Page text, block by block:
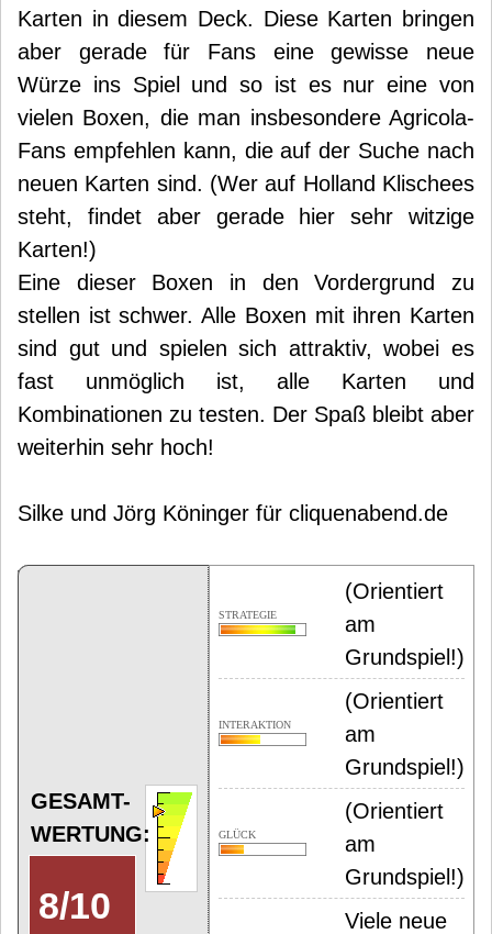
Karten in diesem Deck. Diese Karten bringen
aber gerade für Fans eine gewisse neue
Würze ins Spiel und so ist es nur eine von
vielen Boxen, die man insbesondere Agricola-
Fans empfehlen kann, die auf der Suche nach
neuen Karten sind. (Wer auf Holland Klischees
steht, findet aber gerade hier sehr witzige
Karten!)
Eine dieser Boxen in den Vordergrund zu
stellen ist schwer. Alle Boxen mit ihren Karten
sind gut und spielen sich attraktiv, wobei es
fast unmöglich ist, alle Karten und
Kombinationen zu testen. Der Spaß bleibt aber
weiterhin sehr hoch!
Silke und Jörg Köninger für cliquenabend.de
STRATEGIE
(Orientiert
am
Grundspiel!)
INTERAKTION
(Orientiert
am
Grundspiel!)
GLÜCK
(Orientiert
am
Grundspiel!)
Viele neue
GESAMT-
WERTUNG:
8/10